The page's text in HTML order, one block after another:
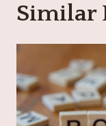
Similar